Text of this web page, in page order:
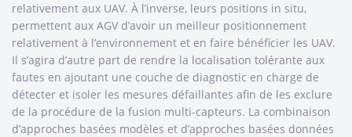
relativement aux UAV. À l’inverse, leurs positions in situ,
permettent aux AGV d’avoir un meilleur positionnement
relativement à l’environnement et en faire bénéficier les UAV.
Il s’agira d’autre part de rendre la localisation tolérante aux
fautes en ajoutant une couche de diagnostic en charge de
détecter et isoler les mesures défaillantes afin de les exclure
de la procédure de la fusion multi-capteurs. La combinaison
d’approches basées modèles et d’approches basées données